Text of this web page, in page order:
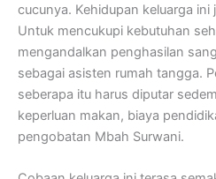
cucunya. Kehidupan keluarga ini
Untuk mencukupi kebutuhan
mengandalkan penghasilan
sebagai asisten rumah tangga.
seberapa itu harus diputar
keperluan makan, biaya
pengobatan Mbah Surwani.